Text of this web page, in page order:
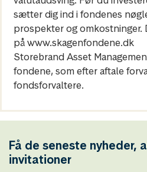
sætter dig ind i fondenes
prospekter og
på www.skagenfondene.dk
Storebrand Asset
fondene, som efter aftale
fondsforvaltere.
Få de seneste nyheder,
invitationer